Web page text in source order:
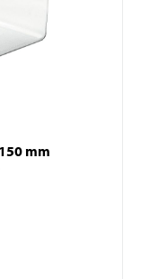
mm